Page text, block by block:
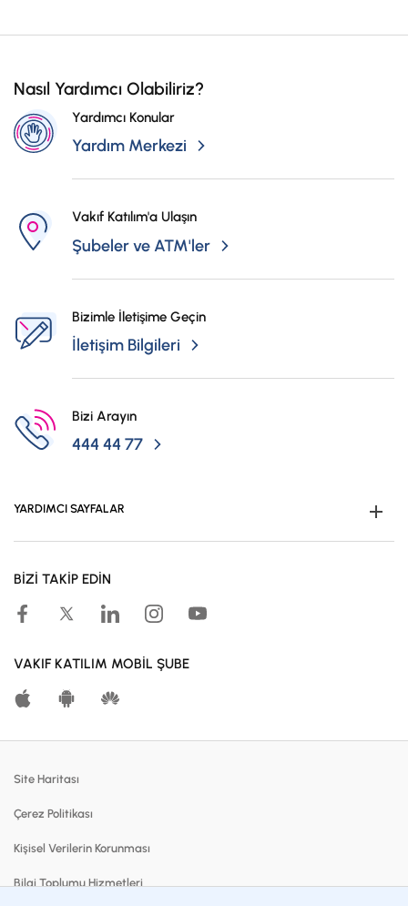
Nasıl Yardımcı Olabiliriz?
Yardımcı Konular
Yardım Merkezi
Vakıf Katılım'a Ulaşın
Şubeler ve ATM'ler
Bizimle İletişime Geçin
İletişim Bilgileri
Bizi Arayın
444 44 77
YARDIMCI SAYFALAR
Kampanyalar
Hesaplama Araçları
Katılma Hesapları
BİZİ TAKİP EDİN
VAKIF KATILIM MOBİL ŞUBE
Site Haritası
Çerez Politikası
Kişisel Verilerin Korunması
Bilgi Toplumu Hizmetleri